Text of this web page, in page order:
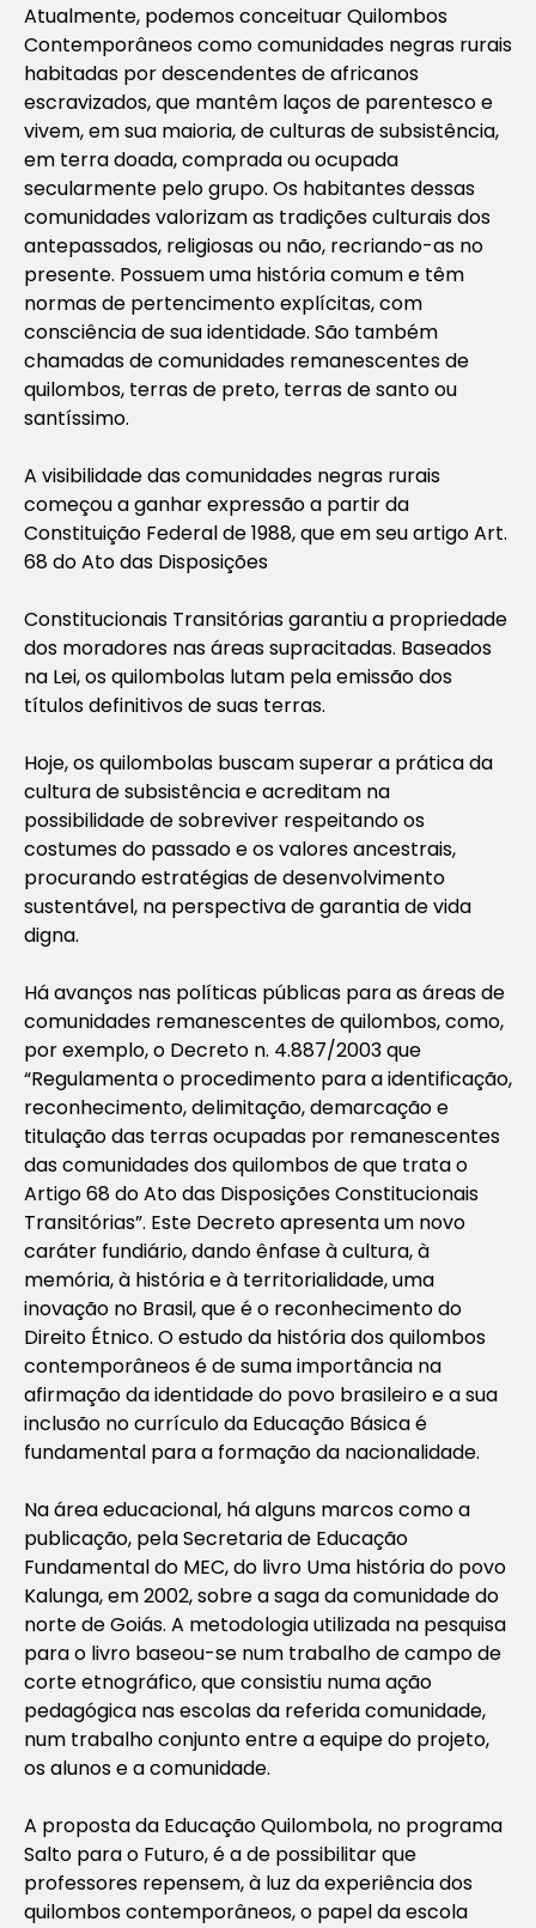
Atualmente, podemos conceituar Quilombos
Contemporâneos como comunidades negras rurais
habitadas por descendentes de africanos
escravizados, que mantêm laços de parentesco e
vivem, em sua maioria, de culturas de subsistência,
em terra doada, comprada ou ocupada
secularmente pelo grupo. Os habitantes dessas
comunidades valorizam as tradições culturais dos
antepassados, religiosas ou não, recriando-as no
presente. Possuem uma história comum e têm
normas de pertencimento explícitas, com
consciência de sua identidade. São também
chamadas de comunidades remanescentes de
quilombos, terras de preto, terras de santo ou
santíssimo.
A visibilidade das comunidades negras rurais
começou a ganhar expressão a partir da
Constituição Federal de 1988, que em seu artigo Art.
68 do Ato das Disposições
Constitucionais Transitórias garantiu a propriedade
dos moradores nas áreas supracitadas. Baseados
na Lei, os quilombolas lutam pela emissão dos
títulos definitivos de suas terras.
Hoje, os quilombolas buscam superar a prática da
cultura de subsistência e acreditam na
possibilidade de sobreviver respeitando os
costumes do passado e os valores ancestrais,
procurando estratégias de desenvolvimento
sustentável, na perspectiva de garantia de vida
digna.
Há avanços nas políticas públicas para as áreas de
comunidades remanescentes de quilombos, como,
por exemplo, o Decreto n. 4.887/2003 que
“Regulamenta o procedimento para a identificação,
reconhecimento, delimitação, demarcação e
titulação das terras ocupadas por remanescentes
das comunidades dos quilombos de que trata o
Artigo 68 do Ato das Disposições Constitucionais
Transitórias”. Este Decreto apresenta um novo
caráter fundiário, dando ênfase à cultura, à
memória, à história e à territorialidade, uma
inovação no Brasil, que é o reconhecimento do
Direito Étnico. O estudo da história dos quilombos
contemporâneos é de suma importância na
afirmação da identidade do povo brasileiro e a sua
inclusão no currículo da Educação Básica é
fundamental para a formação da nacionalidade.
Na área educacional, há alguns marcos como a
publicação, pela Secretaria de Educação
Fundamental do MEC, do livro Uma história do povo
Kalunga, em 2002, sobre a saga da comunidade do
norte de Goiás. A metodologia utilizada na pesquisa
para o livro baseou-se num trabalho de campo de
corte etnográfico, que consistiu numa ação
pedagógica nas escolas da referida comunidade,
num trabalho conjunto entre a equipe do projeto,
os alunos e a comunidade.
A proposta da Educação Quilombola, no programa
Salto para o Futuro, é a de possibilitar que
professores repensem, à luz da experiência dos
quilombos contemporâneos, o papel da escola